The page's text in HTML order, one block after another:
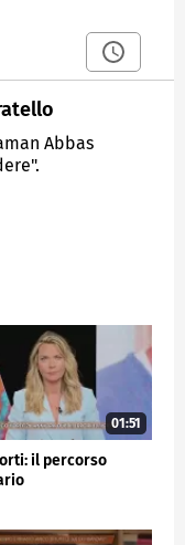
Abbas
01:51
il percorso